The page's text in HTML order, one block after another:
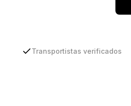
Transportistas verificados